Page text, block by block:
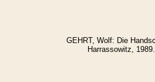
GEHRT, Wolf: Die
Harrassowitz,